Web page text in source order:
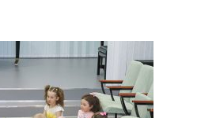
Toggle
sub-
menu